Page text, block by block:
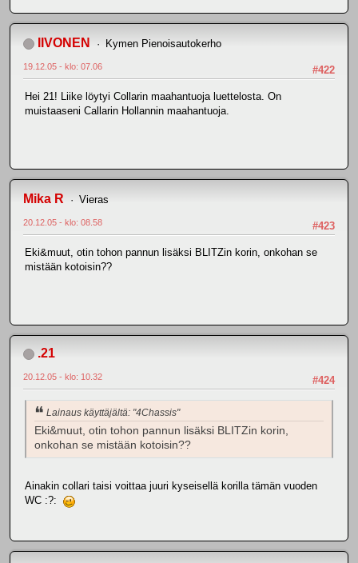
IIVONEN Kymen Pienoisautokerho
#422
19.12.05 - klo: 07.06
Hei 21! Liike löytyi Collarin maahantuoja luettelosta. On
muistaaseni Callarin Hollannin maahantuoja.
Mika R Vieras
#423
20.12.05 - klo: 08.58
Eki&muut, otin tohon pannun lisäksi BLITZin korin, onkohan se
mistään kotoisin??
.21
#424
20.12.05 - klo: 10.32
Lainaus käyttäjältä: "4Chassis"
Eki&muut, otin tohon pannun lisäksi BLITZin korin,
onkohan se mistään kotoisin??
Ainakin collari taisi voittaa juuri kyseisellä korilla tämän vuoden
WC :?: